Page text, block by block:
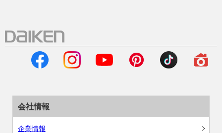
会社情報
企業情報